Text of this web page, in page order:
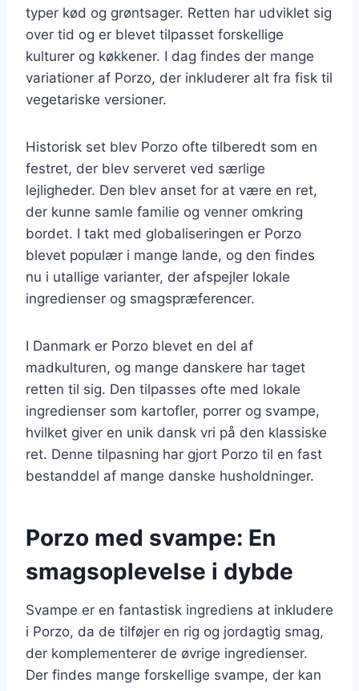
typer kød og grøntsager. Retten har udviklet sig
over tid og er blevet tilpasset forskellige
kulturer og køkkener. I dag findes der mange
variationer af Porzo, der inkluderer alt fra fisk til
vegetariske versioner.
Historisk set blev Porzo ofte tilberedt som en
festret, der blev serveret ved særlige
lejligheder. Den blev anset for at være en ret,
der kunne samle familie og venner omkring
bordet. I takt med globaliseringen er Porzo
blevet populær i mange lande, og den findes
nu i utallige varianter, der afspejler lokale
ingredienser og smagspræferencer.
I Danmark er Porzo blevet en del af
madkulturen, og mange danskere har taget
retten til sig. Den tilpasses ofte med lokale
ingredienser som kartofler, porrer og svampe,
hvilket giver en unik dansk vri på den klassiske
ret. Denne tilpasning har gjort Porzo til en fast
bestanddel af mange danske husholdninger.
Porzo med svampe: En
smagsoplevelse i dybde
Svampe er en fantastisk ingrediens at inkludere
i Porzo, da de tilføjer en rig og jordagtig smag,
der komplementerer de øvrige ingredienser.
Der findes mange forskellige svampe, der kan